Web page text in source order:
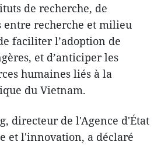
de recherche, de
recherche et milieu
faciliter l’adoption de
et d’anticiper les
humaines liés à la
du Vietnam.
directeur de l'Agence d'État
et l'innovation, a déclaré